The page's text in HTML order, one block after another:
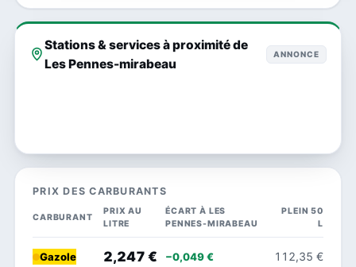
Stations & services à proximité de
Les Pennes-mirabeau
ANNONCE
PRIX DES CARBURANTS
CARBURANT
PRIX AU
LITRE
ÉCART À LES
PENNES-MIRABEAU
PLEIN 50
L
Gazole 2,247 € −0,049 € 112,35 €